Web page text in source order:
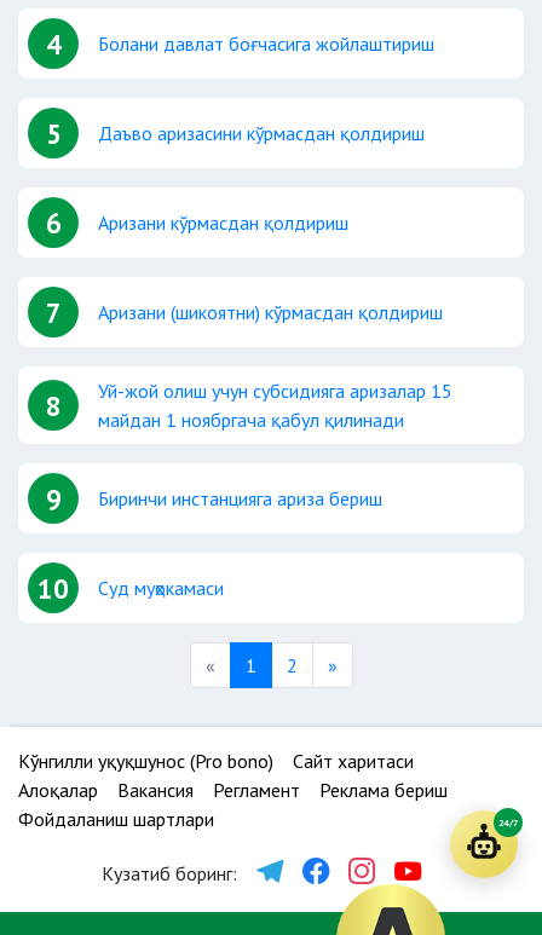
4 Болани давлат боғчасига жойлаштириш
5 Даъво аризасини кўрмасдан қолдириш
6 Аризани кўрмасдан қолдириш
7 Аризани (шикоятни) кўрмасдан қолдириш
8
Уй-жой олиш учун субсидияга аризалар 15
майдан 1 ноябргача қабул қилинади
9 Биринчи инстанцияга ариза бериш
10 Суд муҳокамаси
«Previous
1 2 »Next
Кўнгилли ҳуқуқшунос (Pro bono)
Сайт харитаси
Алоқалар
Вакансия Регламент
Реклама бериш
Фойдаланиш шартлари
Кузатиб боринг:
24/7